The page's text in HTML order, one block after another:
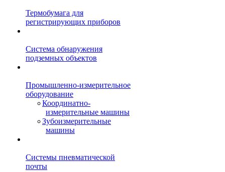
Термобумага для
регистрирующих приборов
Система обнаружения
подземных объектов
Промышленно-измерительное
оборудование
Координатно-
измерительные машины
Зубоизмерительные
машины
Системы пневматической
почты